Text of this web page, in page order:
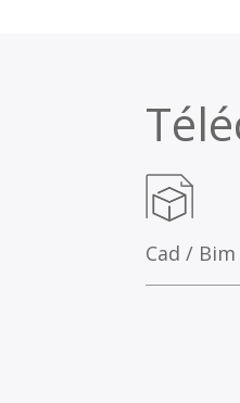
Cad / Bim